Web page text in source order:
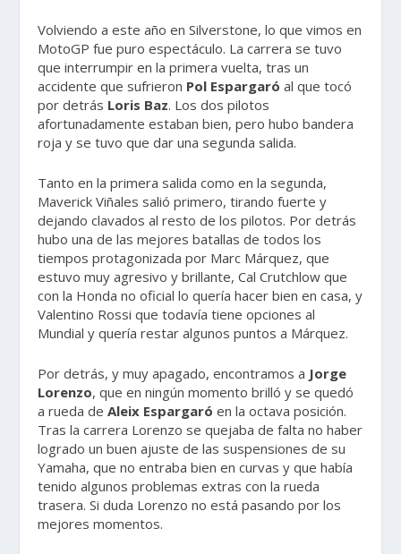
Volviendo a este año en Silverstone, lo que vimos en
MotoGP fue puro espectáculo. La carrera se tuvo
que interrumpir en la primera vuelta, tras un
accidente que sufrieron Pol Espargaró al que tocó
por detrás Loris Baz. Los dos pilotos
afortunadamente estaban bien, pero hubo bandera
roja y se tuvo que dar una segunda salida.
Tanto en la primera salida como en la segunda,
Maverick Viñales salió primero, tirando fuerte y
dejando clavados al resto de los pilotos. Por detrás
hubo una de las mejores batallas de todos los
tiempos protagonizada por Marc Márquez, que
estuvo muy agresivo y brillante, Cal Crutchlow que
con la Honda no oficial lo quería hacer bien en casa, y
Valentino Rossi que todavía tiene opciones al
Mundial y quería restar algunos puntos a Márquez.
Por detrás, y muy apagado, encontramos a Jorge
Lorenzo, que en ningún momento brilló y se quedó
a rueda deAleix Espargaró en la octava posición.
Tras la carrera Lorenzo se quejaba de falta no haber
logrado un buen ajuste de las suspensiones de su
Yamaha, que no entraba bien en curvas y que había
tenido algunos problemas extras con la rueda
trasera. Si duda Lorenzo no está pasando por los
mejores momentos.